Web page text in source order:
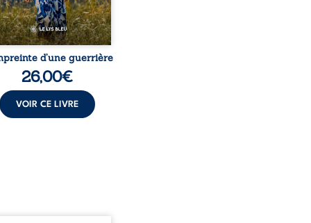
d’une guerrière
26,00€
VOIR CE LIVRE